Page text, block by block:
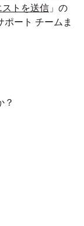
ストを送信 」の
ート チームま
？